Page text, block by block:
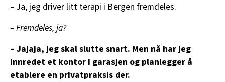
– Ja, jeg driver litt terapi i Bergen fremdeles.
– Fremdeles, ja?
– Jajaja, jeg skal slutte snart. Men nå har jeg
innredet et kontor i garasjen og planlegger å
etablere en privatpraksis der.